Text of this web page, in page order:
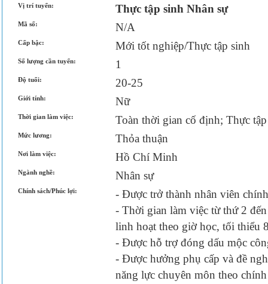
Vị trí tuyển: Thực tập sinh Nhân sự
Mã số: N/A
Cấp bậc: Mới tốt nghiệp/Thực tập sinh
Số lượng cần tuyển: 1
Độ tuổi: 20-25
Giới tính: Nữ
Thời gian làm việc: Toàn thời gian cố định; Thực tập
Mức lương: Thỏa thuận
Nơi làm việc: Hồ Chí Minh
Ngành nghề: Nhân sự
Chính sách/Phúc lợi:
- Được trở thành nhân viên
- Thời gian làm việc từ thứ 2
linh hoạt theo giờ học, tối thiểu
- Được hỗ trợ đóng dấu mộc
- Được hưởng phụ cấp và đề
năng lực chuyên môn theo